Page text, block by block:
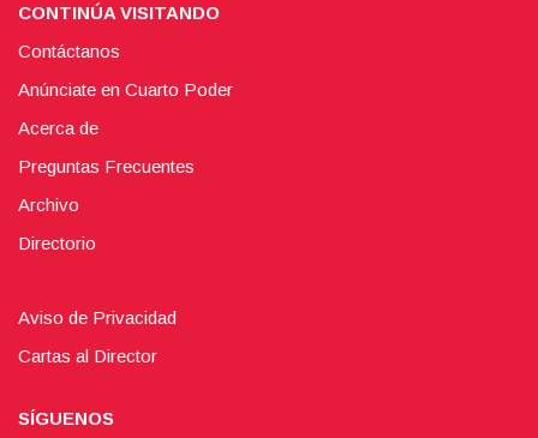
CONTINÚA VISITANDO
Contáctanos
Anúnciate en Cuarto Poder
Acerca de
Preguntas Frecuentes
Archivo
Directorio
Aviso de Privacidad
Cartas al Director
SÍGUENOS